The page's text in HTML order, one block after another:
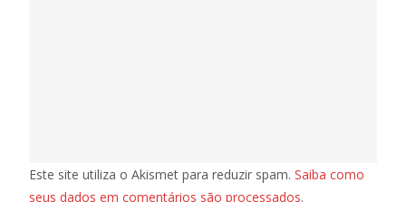
Este site utiliza o Akismet para reduzir spam. Saiba como
seus dados em comentários são processados.